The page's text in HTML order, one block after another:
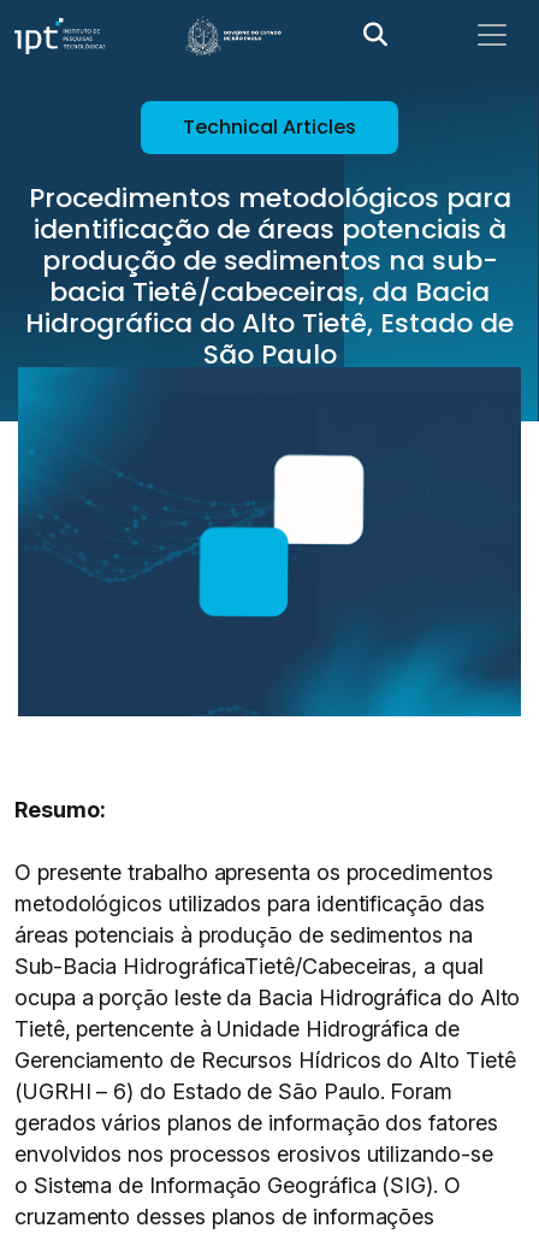
Technical Articles
Procedimentos metodológicos para
identificação de áreas potenciais à
produção de sedimentos na sub-
bacia Tietê/cabeceiras, da Bacia
Hidrográfica do Alto Tietê, Estado de
São Paulo
Resumo:
O presente trabalho apresenta os procedimentos
metodológicos utilizados para identificação das
áreas potenciais à produção de sedimentos na
Sub-Bacia HidrográficaTietê/Cabeceiras, a qual
ocupa a porção leste da Bacia Hidrográfica do Alto
Tietê, pertencente à Unidade Hidrográfica de
Gerenciamento de Recursos Hídricos do Alto Tietê
(UGRHI – 6) do Estado de São Paulo. Foram
gerados vários planos de informação dos fatores
envolvidos nos processos erosivos utilizando-se
o Sistema de Informação Geográfica (SIG). O
cruzamento desses planos de informações